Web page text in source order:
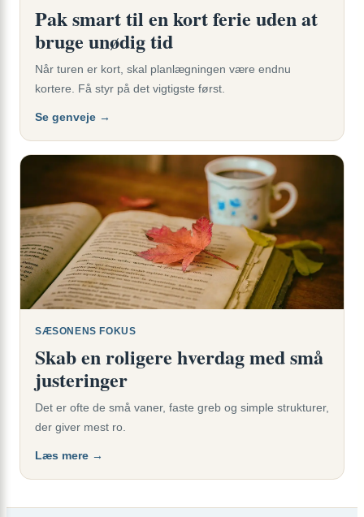
Pak smart til en kort ferie uden at
bruge unødig tid
Når turen er kort, skal planlægningen være endnu
kortere. Få styr på det vigtigste først.
Se genveje →
SÆSONENS FOKUS
Skab en roligere hverdag med små
justeringer
Det er ofte de små vaner, faste greb og simple strukturer,
der giver mest ro.
Læs mere →